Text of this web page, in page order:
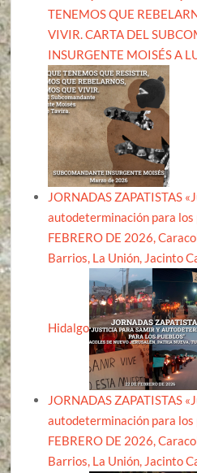
TENEMOS QUE
VIVIR. CARTA DEL
INSURGENTE MOISÉS A
JORNADAS ZAPATISTAS
autodeterminación para los
FEBRERO DE 2026,
Barrios, La Unión, Jacinto
Hidalgo
JORNADAS ZAPATISTAS
autodeterminación para los
FEBRERO DE 2026,
Barrios, La Unión, Jacinto